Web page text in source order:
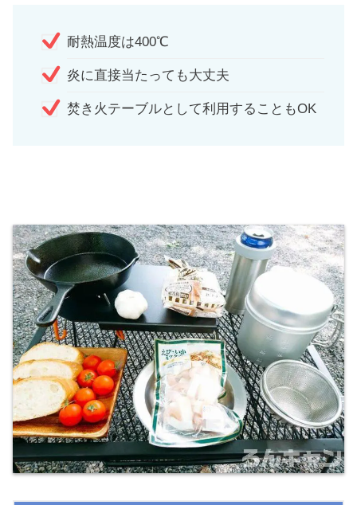
耐熱温度は400℃
炎に直接当たっても大丈夫
焚き火テーブルとして利用することもOK